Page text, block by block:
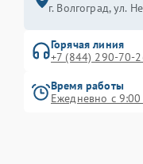
г. Волгоград, ул.
Горячая линия
+7 (844) 290-70-
Время работы
Ежедневно с